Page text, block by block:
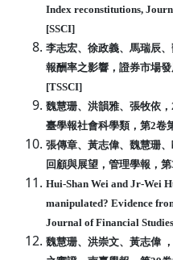
Index reconstitutions,
[SSCI]
李志宏、徐政義、馬瑞辰
報酬率之影響，證券市場發
[TSSCI]
魏慧珊、洪韻雅、張牧依
臺學報社會科學類，第2卷
張傳章、黃志偉、魏慧珊
回顧與展望，管理學報，
Hui-Shan Wei and Jr-Wei
manipulated? Evidence
Journal of Financial
魏慧珊、洪崇文、黃志偉